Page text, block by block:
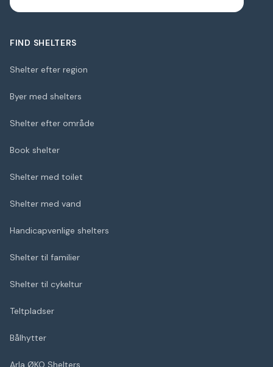
FIND SHELTERS
Shelter efter region
Byer med shelters
Shelter efter område
Book shelter
Shelter med toilet
Shelter med vand
Handicapvenlige shelters
Shelter til familier
Shelter til cykeltur
Teltpladser
Bålhytter
Arla ØKO Shelters